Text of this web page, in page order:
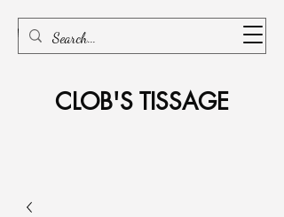
CLOB'S TISSAGE